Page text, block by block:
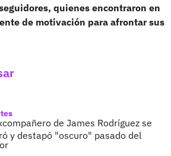
quienes encontraron en
de motivación para afrontar sus
de James Rodríguez se
y destapó "oscuro" pasado del